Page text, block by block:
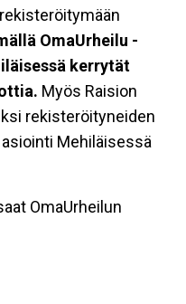
OmaUrheilu -
kerrytät
Myös Raision
rekisteröityneiden
Mehiläisessä
OmaUrheilun